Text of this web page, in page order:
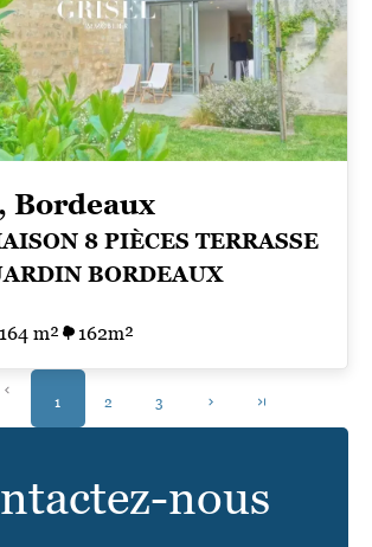
Bordeaux
8 PIÈCES TERRASSE
BORDEAUX
164 m² 162m²
1 2 3
nous